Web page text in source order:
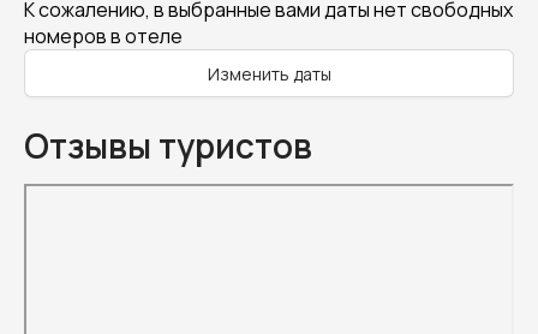
К сожалению, в выбранные вами даты нет свободных
номеров в отеле
Изменить даты
Отзывы туристов